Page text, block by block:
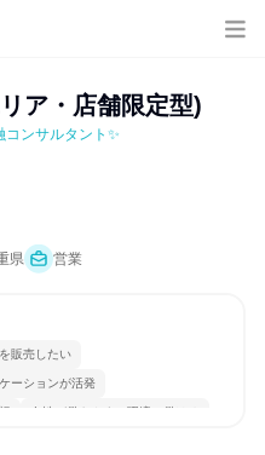
ア・店舗限定型)
コンサルタント✨
県 営業
販売したい
ーションが活発
女性が働きやすい環境で働ける